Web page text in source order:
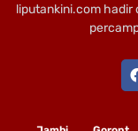
liputankini.com hadir